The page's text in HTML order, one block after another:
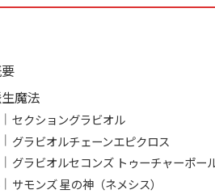
魔法
セクショングラビオル
グラビオルチェーンエピクロス
グラビオルセコンズ トゥーチャーポー
サモンズ 星の神（ネメシス）